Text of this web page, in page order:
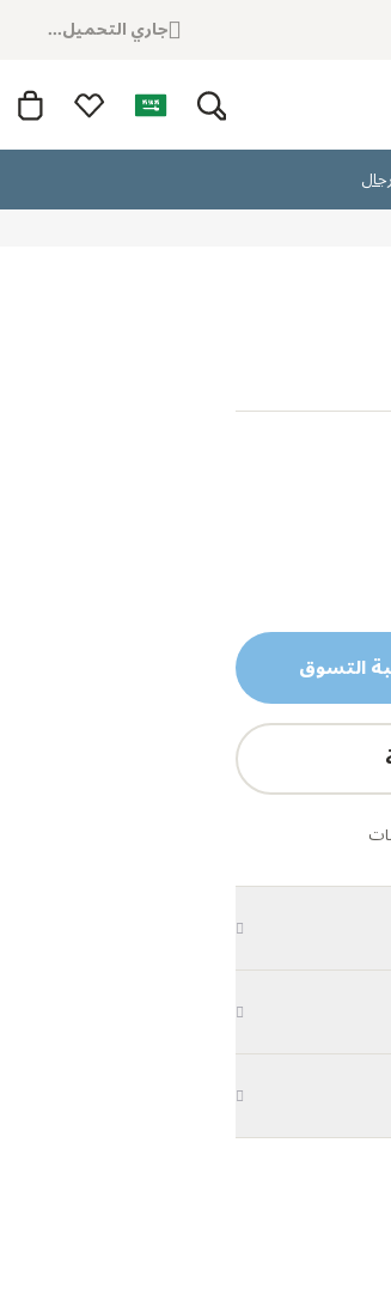
جاري التحميل...
التسوق